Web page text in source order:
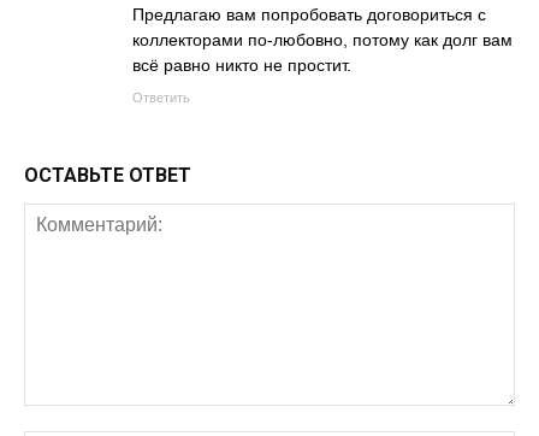
Предлагаю вам попробовать договориться с
коллекторами по-любовно, потому как долг вам
всё равно никто не простит.
Ответить
ОСТАВЬТЕ ОТВЕТ